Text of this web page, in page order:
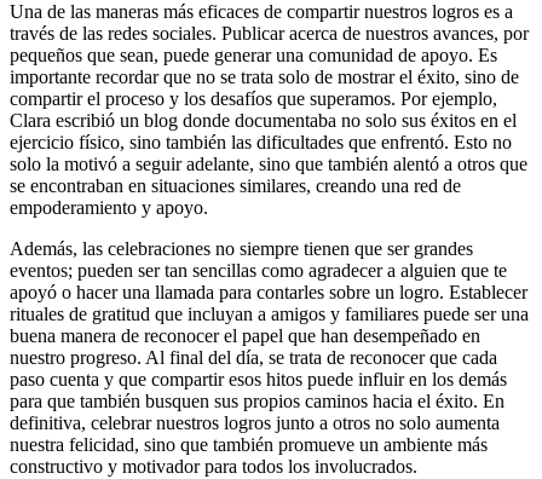
Una de las maneras más eficaces de compartir nuestros logros es a
través de las redes sociales. Publicar acerca de nuestros avances, por
pequeños que sean, puede generar una comunidad de apoyo. Es
importante recordar que no se trata solo de mostrar el éxito, sino de
compartir el proceso y los desafíos que superamos. Por ejemplo,
Clara escribió un blog donde documentaba no solo sus éxitos en el
ejercicio físico, sino también las dificultades que enfrentó. Esto no
solo la motivó a seguir adelante, sino que también alentó a otros que
se encontraban en situaciones similares, creando una red de
empoderamiento y apoyo.
Además, las celebraciones no siempre tienen que ser grandes
eventos; pueden ser tan sencillas como agradecer a alguien que te
apoyó o hacer una llamada para contarles sobre un logro. Establecer
rituales de gratitud que incluyan a amigos y familiares puede ser una
buena manera de reconocer el papel que han desempeñado en
nuestro progreso. Al final del día, se trata de reconocer que cada
paso cuenta y que compartir esos hitos puede influir en los demás
para que también busquen sus propios caminos hacia el éxito. En
definitiva, celebrar nuestros logros junto a otros no solo aumenta
nuestra felicidad, sino que también promueve un ambiente más
constructivo y motivador para todos los involucrados.